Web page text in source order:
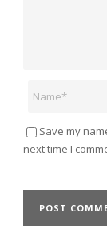
Save my
next time I